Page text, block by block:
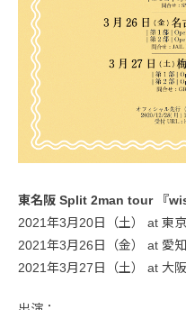
東名阪 Split 2man tour 『
2021年3月20日（土） at 東
2021年3月26日（金） at 愛
2021年3月27日（土） at 大